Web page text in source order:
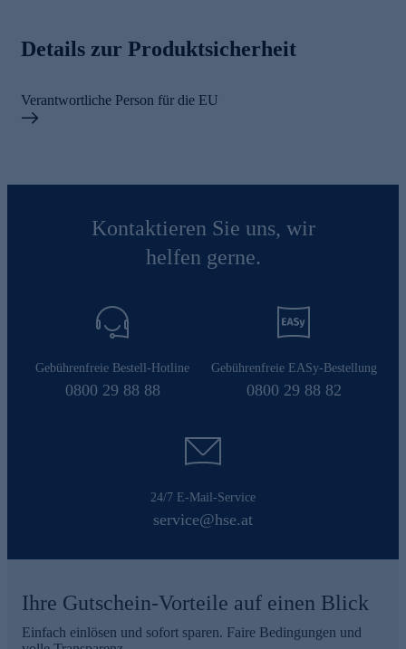
Details zur Produktsicherheit
Verantwortliche Person für die EU
Kontaktieren Sie uns, wir
helfen gerne.
Gebührenfreie Bestell-Hotline
0800 29 88 88
Gebührenfreie EASy-Bestellung
0800 29 88 82
24/7 E-Mail-Service
service@hse.at
Ihre Gutschein-Vorteile auf einen Blick
Einfach einlösen und sofort sparen. Faire Bedingungen und